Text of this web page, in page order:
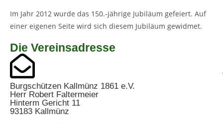
Im Jahr 2012 wurde das 150.-jährige Jubiläum gefeiert. Auf
einer eigenen Seite wird sich diesem Jubiläum gewidmet.
Die Vereinsadresse
Burgschützen Kallmünz 1861 e.V.
Herr Robert Faltermeier
Hinterm Gericht 11
93183 Kallmünz